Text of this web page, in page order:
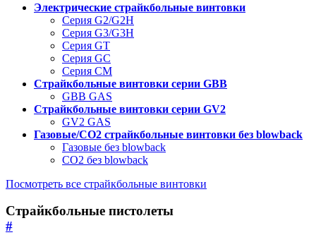
Электрические страйкбольные винтовки
Серия G2/G2H
Серия G3/G3H
Серия GT
Серия GC
Серия CM
Страйкбольные винтовки серии GBB
GBB GAS
Страйкбольные винтовки серии GV2
GV2 GAS
Газовые/CO2 страйкбольные винтовки без blowback
Газовые без blowback
CO2 без blowback
Посмотреть все страйкбольные винтовки
Страйкбольные пистолеты
#